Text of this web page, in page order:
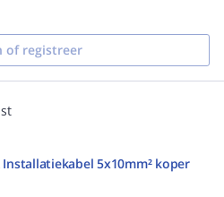
of registreer
Installatiekabel 5x10mm² koper